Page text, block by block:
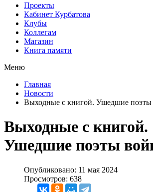
Проекты
Кабинет Курбатова
Клубы
Коллегам
Магазин
Книга памяти
Меню
Главная
Новости
Выходные с книгой. Ушедшие
Выходные с книгой.
Ушедшие поэты
Опубликовано: 11 мая 2024
Просмотров: 638